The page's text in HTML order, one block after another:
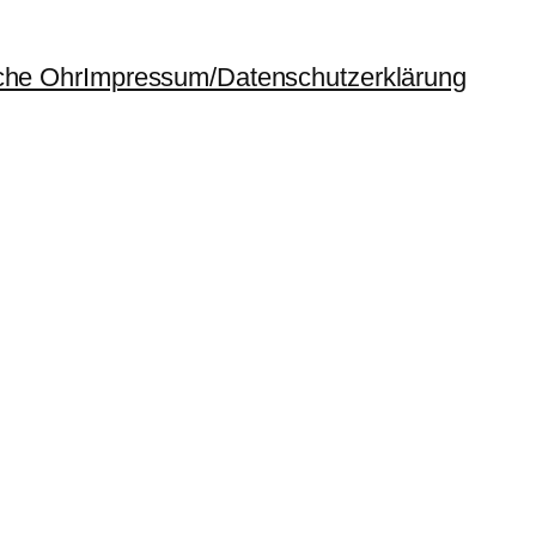
OhrImpressum/Datenschutzerklärung